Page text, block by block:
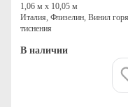
1,06 м х 10,05 м
Италия, Флизелин, Винил
тиснения
В наличии